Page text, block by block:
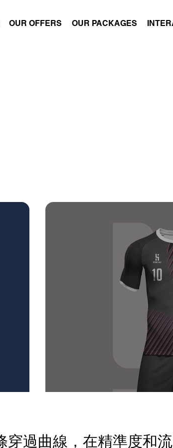
OUR OFFERS OUR PACKAGES
過曲線，在精準度和